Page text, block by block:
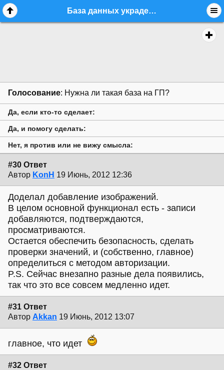
База данных украденных инструментов на ГП (Голосование) - стр. 3 - commerce.feedback - Форум гитаристов
Голосование: Нужна ли такая база на ГП?
Да, если кто-то сделает:
Да, и помогу сделать:
Нет, я против или не вижу смысла:
#30 Ответ
Автор KonH 19 Июнь, 2012 12:36
Доделал добавление изображений.
В целом основной функционал есть - записи
добавляются, подтверждаются,
просматриваются.
Остается обеспечить безопасность, сделать
проверки значений, и (собственно, главное)
определиться с методом авторизации.
P.S. Сейчас внезапно разные дела появились,
так что это все совсем медленно идет.
#31 Ответ
Автор Akkan 19 Июнь, 2012 13:07
главное, что идет
#32 Ответ